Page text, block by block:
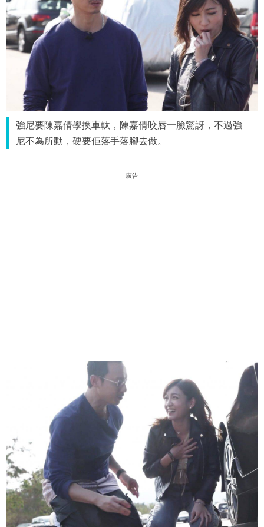
強尼要陳嘉倩學換車軚，陳嘉倩咬唇一臉驚訝，不過強
尼不為所動，硬要佢落手落腳去做。
廣告